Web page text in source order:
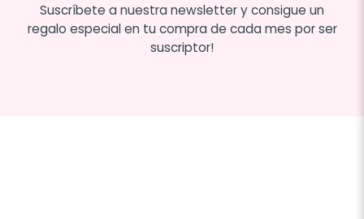
Suscríbete a nuestra newsletter y consigue un
regalo especial en tu compra de cada mes por ser
suscriptor!